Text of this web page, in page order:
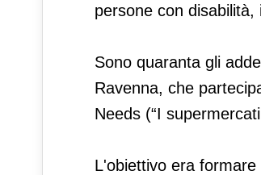
persone con
Sono quaranta gli
Ravenna, che
Needs (“I
L'obiettivo era